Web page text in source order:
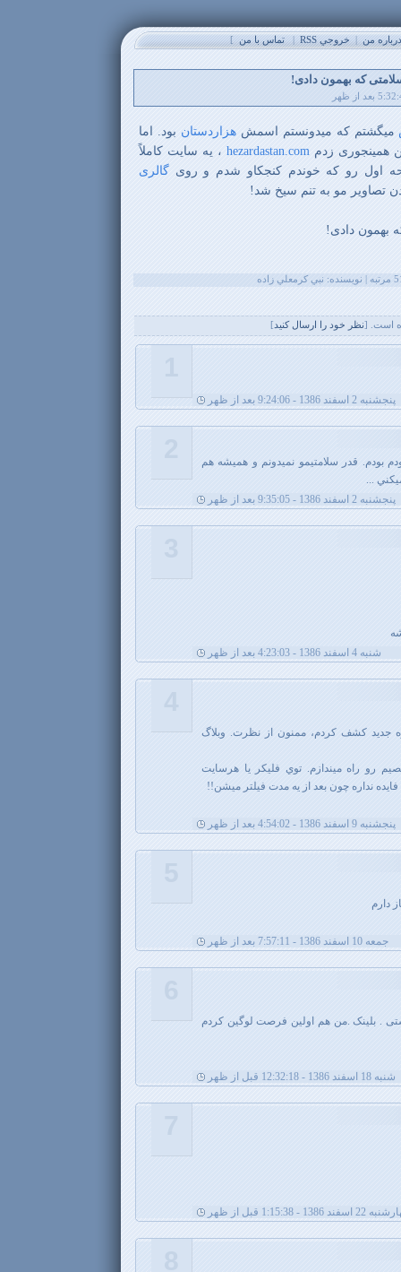
من|خروجي RSS |تماس با من]
که بهمون دادی!
میگشتم که میدونستم اسمشهزاردستان بود. اما
همینجوری زدم hezardastan.com ، یه سایت کاملاً
اول رو که خوندم کنجکاو شدم و روی گالری
تصاویر مو به تنم سیخ شد!
بهمون دادی!
است. [نظر خود را ارسال کنيد ]
پنجشنبه 2 اسفند 1386 - 9:24:06 بعد از ظهر
بودم. قدر سلامتيمو نميدونم و هميشه هم
...
پنجشنبه 2 اسفند 1386 - 9:35:05 بعد از ظهر
شنبه 4 اسفند 1386 - 4:23:03 بعد از ظهر
جديد كشف كردم، ممنون از نظرت. وبلاگ
رو راه ميندازم. توي فليكر يا هرسايت
نداره چون بعد از يه مدت فيلتر ميشن!!
پنجشنبه 9 اسفند 1386 - 4:54:02 بعد از ظهر
جمعه 10 اسفند 1386 - 7:57:11 بعد از ظهر
. بلینک .من هم اولین فرصت لوگین کردم
شنبه 18 اسفند 1386 - 12:32:18 قبل از ظهر
اسفند 1386 - 1:15:38 قبل از ظهر